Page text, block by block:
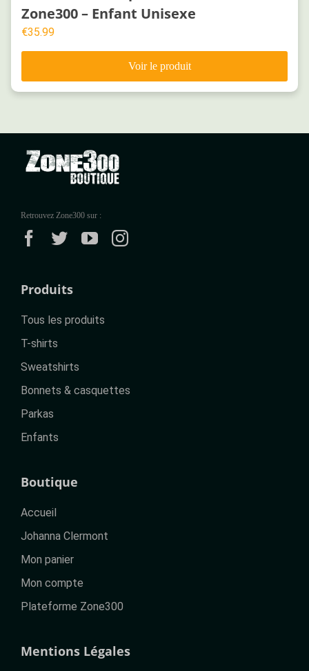
Zone300 – Enfant Unisexe
€35.99
Retrouvez Zone300 sur :
Produits
Tous les produits
T-shirts
Sweatshirts
Bonnets & casquettes
Parkas
Enfants
Boutique
Accueil
Johanna Clermont
Mon panier
Mon compte
Plateforme Zone300
Mentions Légales